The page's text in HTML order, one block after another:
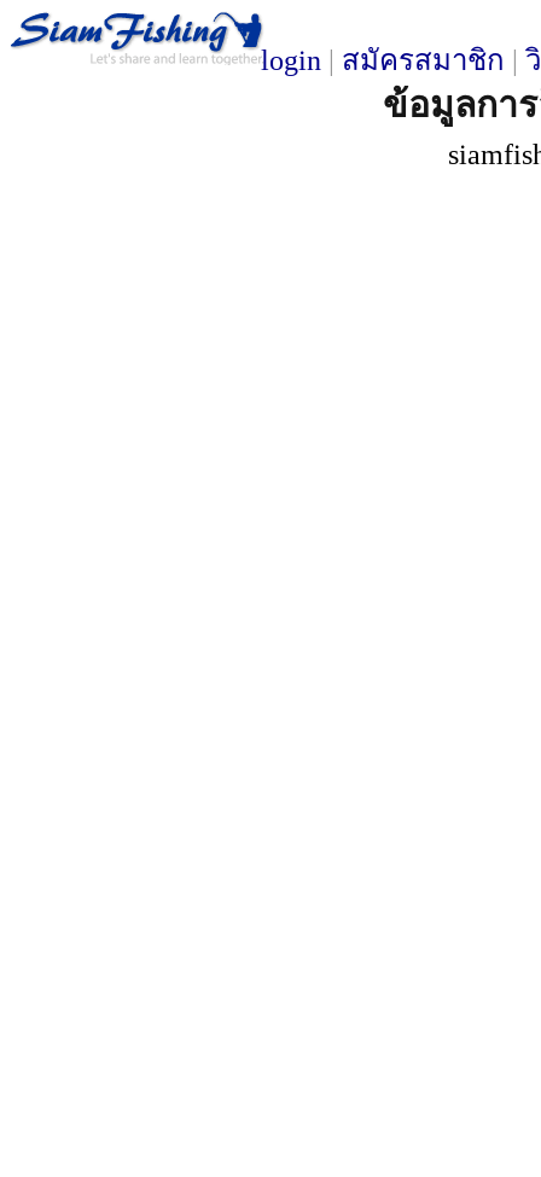
login | สมัครสมาชิก |
ข้อมูลกา